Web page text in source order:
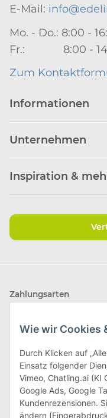
Wie wir Cookies
Durch Klicken auf
Einsatz folgender
Vimeo, Chatling.ai (KI
Google Ads, Google
Kundenrezensionen.
ändern
E-Mail:
Mo. - Do.: 8:00 -
Fr.: 8:00 -
Zum
Informationen
Unternehmen
Inspiration &
Zahlungsarten
Wir versenden mit